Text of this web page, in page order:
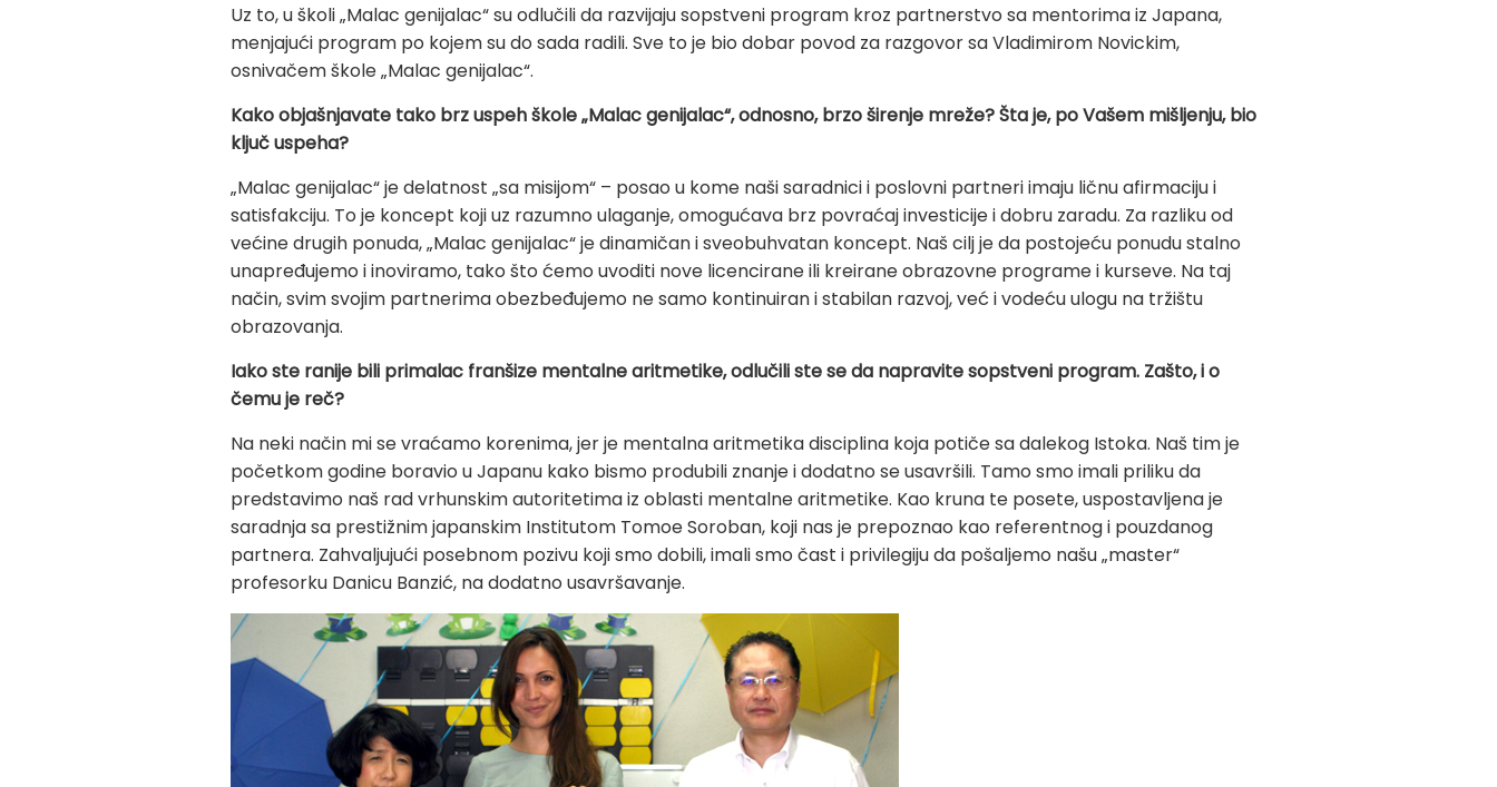
Uz to, u školi „Malac genijalac“ su odlučili da razvijaju sopstveni program kroz partnerstvo sa mentorima iz Japana,
menjajući program po kojem su do sada radili. Sve to je bio dobar povod za razgovor sa Vladimirom Novickim,
osnivačem škole „Malac genijalac“.
Kako objašnjavate tako brz uspeh škole „Malac genijalac“, odnosno, brzo širenje mreže? Šta je, po Vašem mišljenju, bio
ključ uspeha?
„Malac genijalac“ je delatnost „sa misijom“ – posao u kome naši saradnici i poslovni partneri imaju ličnu afirmaciju i
satisfakciju. To je koncept koji uz razumno ulaganje, omogućava brz povraćaj investicije i dobru zaradu. Za razliku od
većine drugih ponuda, „Malac genijalac“ je dinamičan i sveobuhvatan koncept. Naš cilj je da postojeću ponudu stalno
unapređujemo i inoviramo, tako što ćemo uvoditi nove licencirane ili kreirane obrazovne programe i kurseve. Na taj
način, svim svojim partnerima obezbeđujemo ne samo kontinuiran i stabilan razvoj, već i vodeću ulogu na tržištu
obrazovanja.
Iako ste ranije bili primalac franšize mentalne aritmetike, odlučili ste se da napravite sopstveni program. Zašto, i o
čemu je reč?
Na neki način mi se vraćamo korenima, jer je mentalna aritmetika disciplina koja potiče sa dalekog Istoka. Naš tim je
početkom godine boravio u Japanu kako bismo produbili znanje i dodatno se usavršili. Tamo smo imali priliku da
predstavimo naš rad vrhunskim autoritetima iz oblasti mentalne aritmetike. Kao kruna te posete, uspostavljena je
saradnja sa prestižnim japanskim Institutom Tomoe Soroban, koji nas je prepoznao kao referentnog i pouzdanog
partnera. Zahvaljujući posebnom pozivu koji smo dobili, imali smo čast i privilegiju da pošaljemo našu „master“
profesorku Danicu Banzić, na dodatno usavršavanje.